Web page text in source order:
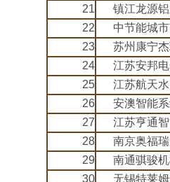
21
镇江龙源
22
中节能城
23
苏州康宁
24
江苏安邦
25
江苏航天
26
安澳智能
27
江苏亨通
28
南京奥福
29
南通骐骏
30
无锡特莱